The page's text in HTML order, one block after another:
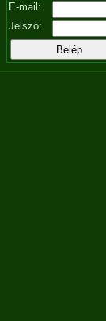
E-mail:
Jelszó: